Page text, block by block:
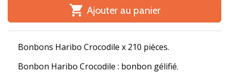
 Ajouter au panier
Bonbons Haribo Crocodile x 210 pièces.
Bonbon Haribo Crocodile : bonbon gélifié.